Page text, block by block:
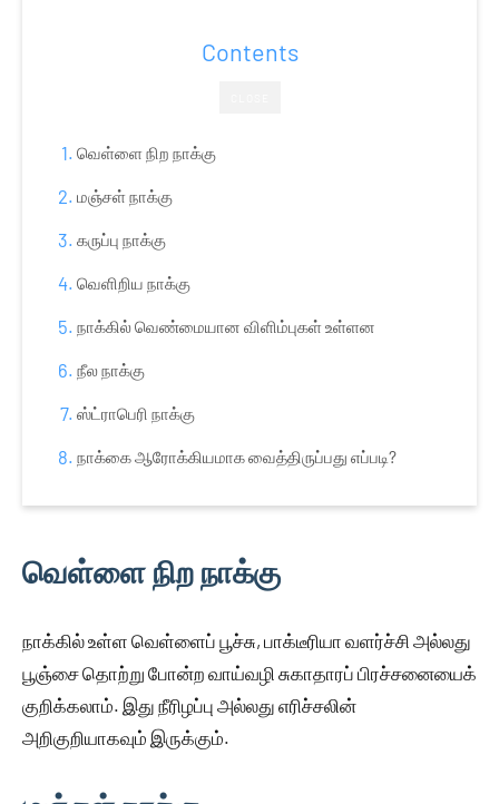
Contents
வெள்ளை நிற நாக்கு
மஞ்சள் நாக்கு
கருப்பு நாக்கு
வெளிறிய நாக்கு
நாக்கில் வெண்மையான விளிம்புகள் உள்ளன
நீல நாக்கு
ஸ்ட்ராபெரி நாக்கு
நாக்கை ஆரோக்கியமாக வைத்திருப்பது எப்படி?
வெள்ளை நிற நாக்கு
நாக்கில் உள்ள வெள்ளைப் பூச்சு, பாக்டீரியா வளர்ச்சி அல்லது
பூஞ்சை தொற்று போன்ற வாய்வழி சுகாதாரப் பிரச்சனையைக்
குறிக்கலாம். இது நீரிழப்பு அல்லது எரிச்சலின்
அறிகுறியாகவும் இருக்கும்.